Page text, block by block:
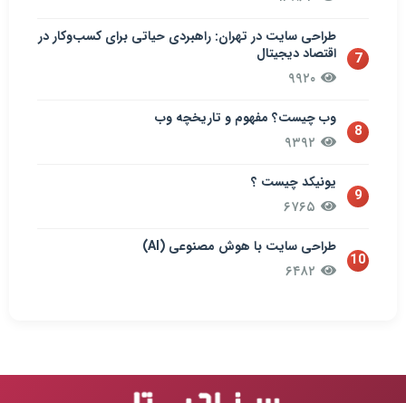
7
طراحی سایت در تهران: راهبردی حیاتی برای کسب‌وکار در
اقتصاد دیجیتال
۹۹۲۰
8
وب چیست؟ مفهوم و تاریخچه وب
9
یونیکد چیست ؟
10
طراحی سایت با هوش مصنوعی (AI)